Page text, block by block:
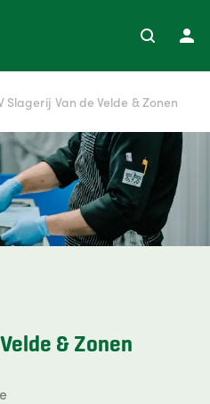
Slagerij Van de Velde & Zonen
& Zonen